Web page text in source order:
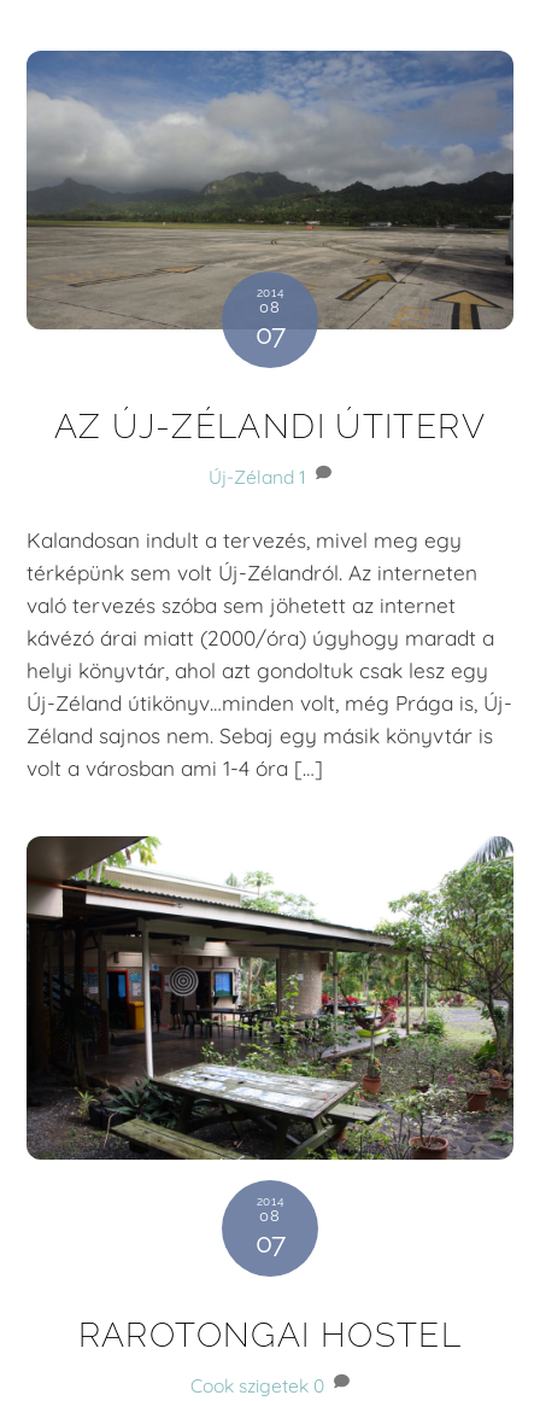
2014
08
07
AZ ÚJ-ZÉLANDI ÚTITERV
Új-Zéland 1
Kalandosan indult a tervezés, mivel meg egy
térképünk sem volt Új-Zélandról. Az interneten
való tervezés szóba sem jöhetett az internet
kávézó árai miatt (2000/óra) úgyhogy maradt a
helyi könyvtár, ahol azt gondoltuk csak lesz egy
Új-Zéland útikönyv…minden volt, még Prága is, Új-
Zéland sajnos nem. Sebaj egy másik könyvtár is
volt a városban ami 1-4 óra […]
2014
08
07
RAROTONGAI HOSTEL
Cook szigetek 0